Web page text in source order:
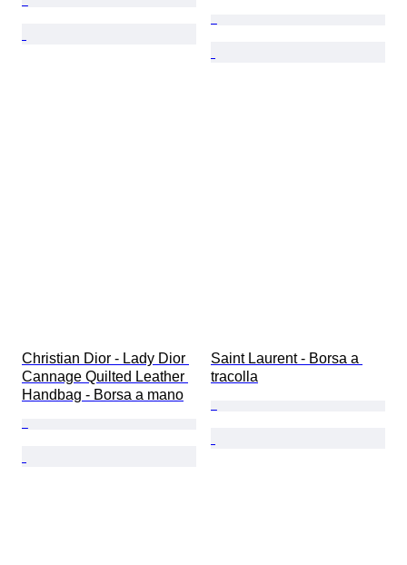
Christian Dior - Lady Dior
Cannage Quilted Leather
Handbag - Borsa a mano
Saint Laurent - Borsa a
tracolla